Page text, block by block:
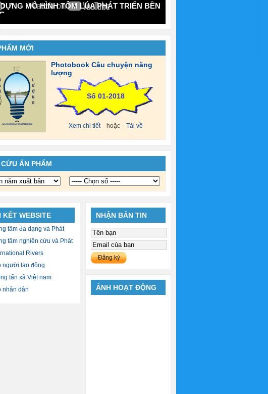
MÔ HÌNH TÔM LÚA PHÁT TRIỂN BỀN
MỚI
Photobook Câu chuyện năng
lượng
Số 01-2018
Xem chi tiếthoặc Tải về
ẤN PHẨM
KẾT WEBSITE
tâm đa dạng và Phát
học
tâm nghiên cứu và Phát
hội
Rivers
người lao động
tấn xã Việt nam
nhân dân
NHẬN BẢN TIN
ẢNH HOẠT ĐỘNG